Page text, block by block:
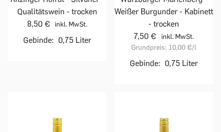
Qualitätswein - trocken
8,50 €
inkl. MwSt.
Gebinde: 0,75 Liter
Weißer Burgunder - Kabinett
- trocken
7,50 €
inkl. MwSt.
Grundpreis: 10,00 €/l
Gebinde: 0,75 Liter